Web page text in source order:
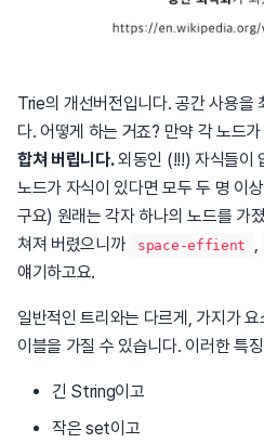
Trie의 개선버전입니다. 공간 사용을
다. 어떻게 하는 거죠? 만약 각 노드
합쳐 버립니다.외동인 (!!!) 자식들이
노드가 자식이 있다면 모두 두 명 이
구요) 원래는 각자 하나의 노드를 가
쳐져 버렸으니까
space-effient ,
얘기하고요.
일반적인 트리와는 다르게, 가지가
이블을 가질 수 있습니다. 이러한 특
긴 String이고
작은 set이고